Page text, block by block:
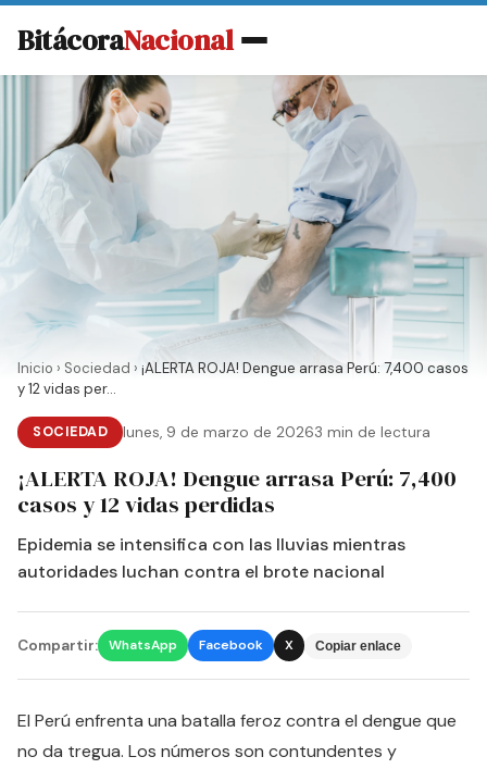
BitácoraNacional
Inicio › Sociedad › ¡ALERTA ROJA! Dengue arrasa Perú: 7,400 casos
y 12 vidas per...
SOCIEDAD lunes, 9 de marzo de 20263 min de lectura
¡ALERTA ROJA! Dengue arrasa Perú: 7,400
casos y 12 vidas perdidas
Epidemia se intensifica con las lluvias mientras
autoridades luchan contra el brote nacional
Compartir: WhatsApp Facebook X Copiar enlace
El Perú enfrenta una batalla feroz contra el dengue que
no da tregua. Los números son contundentes y